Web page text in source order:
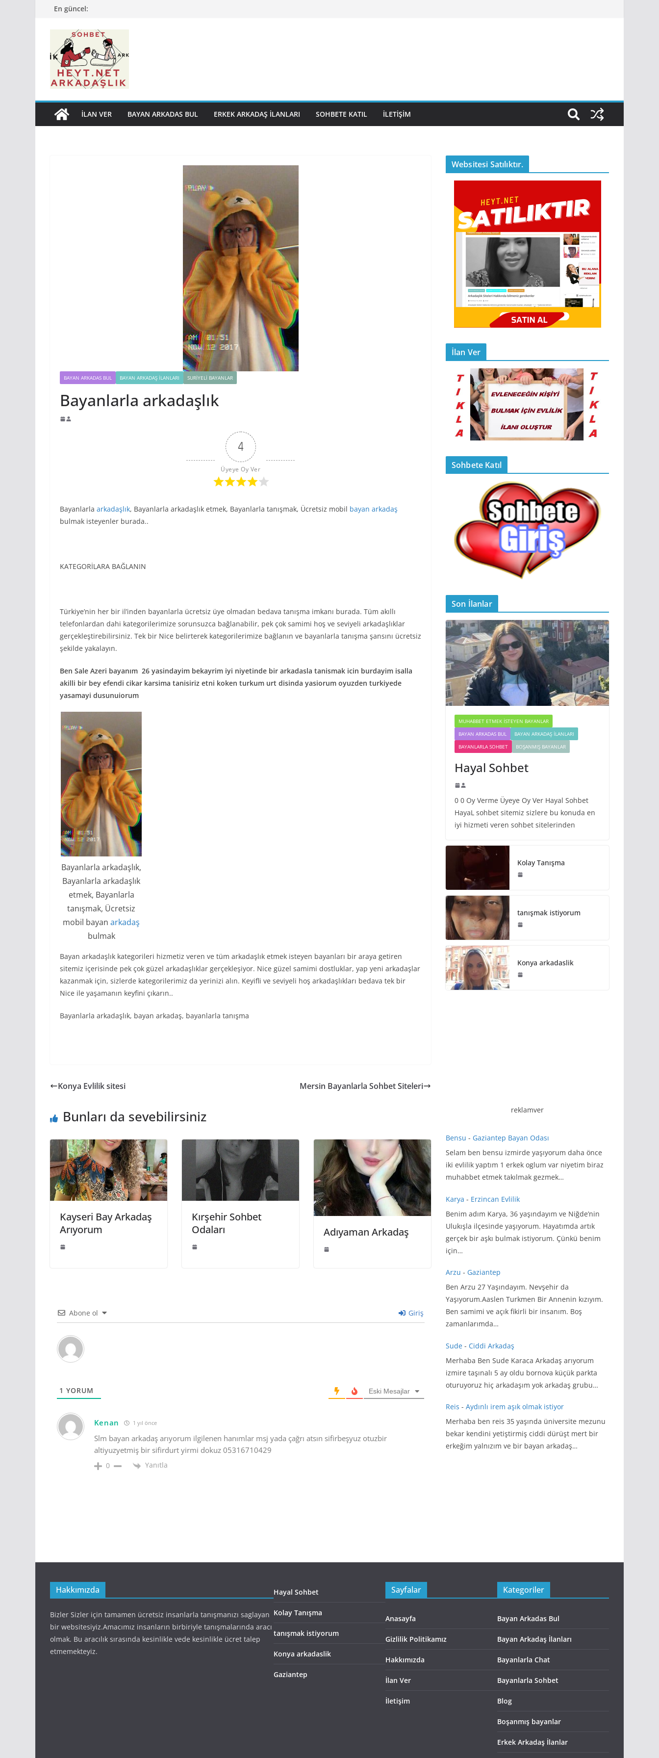
En güncel:
İLAN VER BAYAN ARKADAS BUL ERKEK ARKADAŞ İLANLARI SOHBETE KATIL İLETIŞIM
BAYAN ARKADAS BUL BAYAN ARKADAŞ İLANLARI SURIYELI BAYANLAR
Bayanlarla arkadaşlık
4
Üyeye Oy Ver
Bayanlarla arkadaşlık, Bayanlarla arkadaşlık etmek, Bayanlarla tanışmak, Ücretsiz mobil bayan arkadaş
bulmak isteyenler burada..
KATEGORİLARA BAĞLANIN
Türkiye’nin her bir il’inden bayanlarla ücretsiz üye olmadan bedava tanışma imkanı burada. Tüm akıllı
telefonlardan dahi kategorilerimize sorunsuzca bağlanabilir, pek çok samimi hoş ve seviyeli arkadaşlıklar
gerçekleştirebilirsiniz. Tek bir Nice belirterek kategorilerimize bağlanın ve bayanlarla tanışma şansını ücretsiz
şekilde yakalayın.
Ben Sale Azeri bayanım 26 yasindayim bekayrim iyi niyetinde bir arkadasla tanismak icin burdayim isalla
akilli bir bey efendi cikar karsima tanisiriz etni koken turkum urt disinda yasiorum oyuzden turkiyede
yasamayi dusunuiorum
Bayanlarla arkadaşlık,
Bayanlarla arkadaşlık
etmek, Bayanlarla
tanışmak, Ücretsiz
mobil bayan arkadaş
bulmak
Bayan arkadaşlık kategorileri hizmetiz veren ve tüm arkadaşlık etmek isteyen bayanları bir araya getiren
sitemiz içerisinde pek çok güzel arkadaşlıklar gerçekleşiyor. Nice güzel samimi dostluklar, yap yeni arkadaşlar
kazanmak için, sizlerde kategorilerimiz da yerinizi alın. Keyifli ve seviyeli hoş arkadaşlıkları bedava tek bir
Nice ile yaşamanın keyfini çıkarın..
Bayanlarla arkadaşlık, bayan arkadaş, bayanlarla tanışma
Konya Evlilik sitesi Mersin Bayanlarla Sohbet Siteleri
Bunları da sevebilirsiniz
Kayseri Bay Arkadaş
Arıyorum
Kırşehir Sohbet
Odaları
Adıyaman Arkadaş
Abone ol Giriş
1 YORUM Eski Mesajlar
Kenan 1 yıl önce
Slm bayan arkadaş arıyorum ilgilenen hanımlar msj yada çağrı atsın sifirbeşyuz otuzbir
altiyuzyetmiş bir sifirdurt yirmi dokuz 05316710429
0 Yanıtla
Websitesi Satılıktır.
İlan Ver
Sohbete Katıl
Son İlanlar
MUHABBET ETMEK İSTEYEN BAYANLAR
BAYAN ARKADAS BUL
BAYAN ARKADAŞ İLANLARI
BAYANLARLA SOHBET
BOŞANMIŞ BAYANLAR
Hayal Sohbet
0 0 Oy Verme Üyeye Oy Ver Hayal Sohbet
HayaL sohbet sitemiz sizlere bu konuda en
iyi hizmeti veren sohbet sitelerinden
Kolay Tanışma
tanışmak istiyorum
Konya arkadaslik
reklamver
Bensu - Gaziantep Bayan Odası
Selam ben bensu izmirde yaşıyorum daha önce
iki evlilik yaptım 1 erkek oglum var niyetim biraz
muhabbet etmek takılmak gezmek…
Karya - Erzincan Evlilik
Benim adım Karya, 36 yaşındayım ve Niğde’nin
Ulukışla ilçesinde yaşıyorum. Hayatımda artık
gerçek bir aşkı bulmak istiyorum. Çünkü benim
için…
Arzu - Gaziantep
Ben Arzu 27 Yaşındayım. Nevşehir da
Yaşıyorum.Aaslen Turkmen Bir Annenin kızıyım.
Ben samimi ve açık fikirli bir insanım. Boş
zamanlarımda…
Sude - Ciddi Arkadaş
Merhaba Ben Sude Karaca Arkadaş arıyorum
izmire taşınalı 5 ay oldu bornova küçük parkta
oturuyoruz hiç arkadaşım yok arkadaş grubu…
Reis - Aydınlı irem aşık olmak istiyor
Merhaba ben reis 35 yaşında üniversite mezunu
bekar kendini yetiştirmiş ciddi dürüşt mert bir
erkeğim yalnızım ve bir bayan arkadaş…
Hakkımızda
Bizler Sizler için tamamen ücretsiz insanlarla tanışmanızı saglayan
bir websitesiyiz.Amacımız insanların birbiriyle tanışmalarında aracı
olmak. Bu aracılık sırasında kesinlikle vede kesinlikle ücret talep
etmemekteyiz.
Hayal Sohbet
Kolay Tanışma
tanışmak istiyorum
Konya arkadaslik
Gaziantep
Sayfalar
Anasayfa
Gizlilik Politikamız
Hakkımızda
İlan Ver
İletişim
Kategoriler
Bayan Arkadas Bul
Bayan Arkadaş İlanları
Bayanlarla Chat
Bayanlarla Sohbet
Blog
Boşanmış bayanlar
Erkek Arkadaş İlanlar